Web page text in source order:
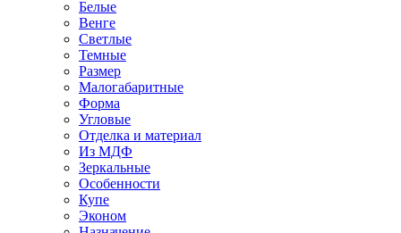
Белые
Венге
Светлые
Темные
Размер
Малогабаритные
Форма
Угловые
Отделка и материал
Из МДФ
Зеркальные
Особенности
Купе
Эконом